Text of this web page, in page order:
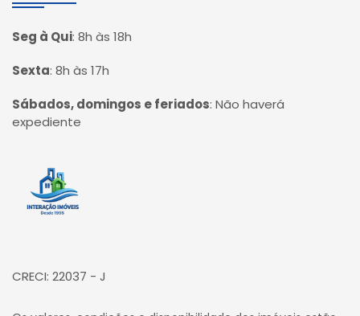
Seg à Qui: 8h às 18h
Sexta: 8h às 17h
Sábados, domingos e feriados: Não haverá
expediente
Página inicial
CRECI: 22037 - J